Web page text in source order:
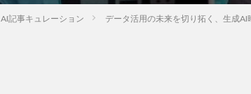
AI記事キュレーション データ活用の未来を切り拓く、生成AI